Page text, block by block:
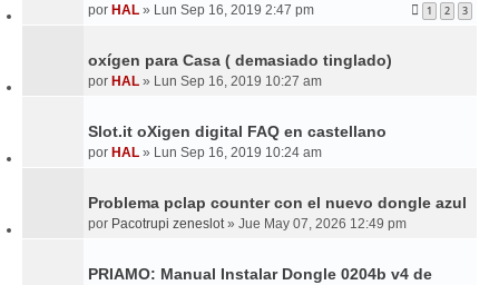
por HAL » Lun Sep 16, 2019 2:47 pm 1 2 3
oxígen para Casa ( demasiado tinglado)
por HAL » Lun Sep 16, 2019 10:27 am
Slot.it oXigen digital FAQ en castellano
por HAL » Lun Sep 16, 2019 10:24 am
Problema pclap counter con el nuevo dongle azul
por Pacotrupi zeneslot» Jue May 07, 2026 12:49 pm
PRIAMO: Manual Instalar Dongle 0204b v4 de